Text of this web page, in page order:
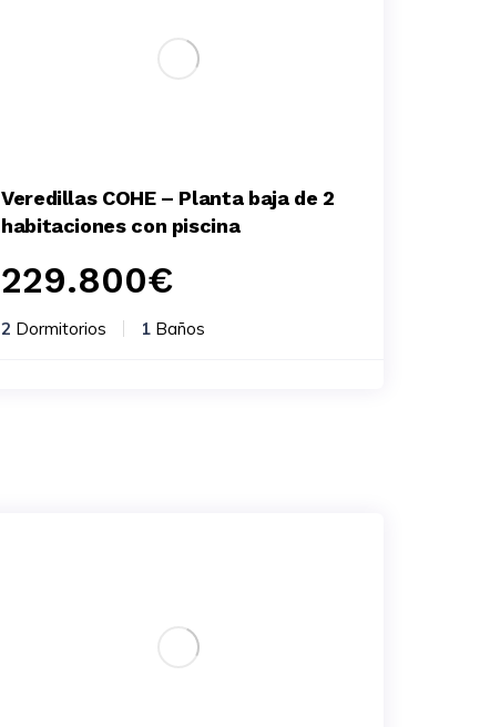
Veredillas COHE – Planta baja de 2
habitaciones con piscina
229.800€
2 Dormitorios 1 Baños